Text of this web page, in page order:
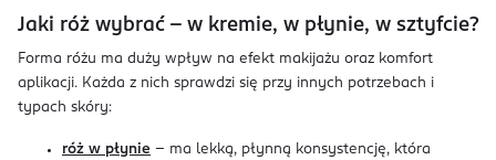
Jaki róż wybrać – w kremie, w płynie, w sztyfcie?
Forma różu ma duży wpływ na efekt makijażu oraz komfort
aplikacji. Każda z nich sprawdzi się przy innych potrzebach i
typach skóry:
róż w płynie – ma lekką, płynną konsystencję, która